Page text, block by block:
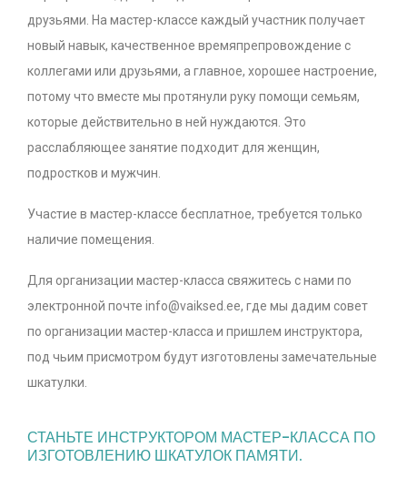
друзьями. На мастер-классе каждый участник получает
новый навык, качественное времяпрепровождение с
коллегами или друзьями, а главное, хорошее настроение,
потому что вместе мы протянули руку помощи семьям,
которые действительно в ней нуждаются. Это
расслабляющее занятие подходит для женщин,
подростков и мужчин.
Участие в мастер-классе бесплатное, требуется только
наличие помещения.
Для организации мастер-класса свяжитесь с нами по
электронной почте info@vaiksed.ee, где мы дадим совет
по организации мастер-класса и пришлем инструктора,
под чьим присмотром будут изготовлены замечательные
шкатулки.
СТАНЬТЕ ИНСТРУКТОРОМ МАСТЕР-КЛАССА ПО
ИЗГОТОВЛЕНИЮ ШКАТУЛОК ПАМЯТИ.